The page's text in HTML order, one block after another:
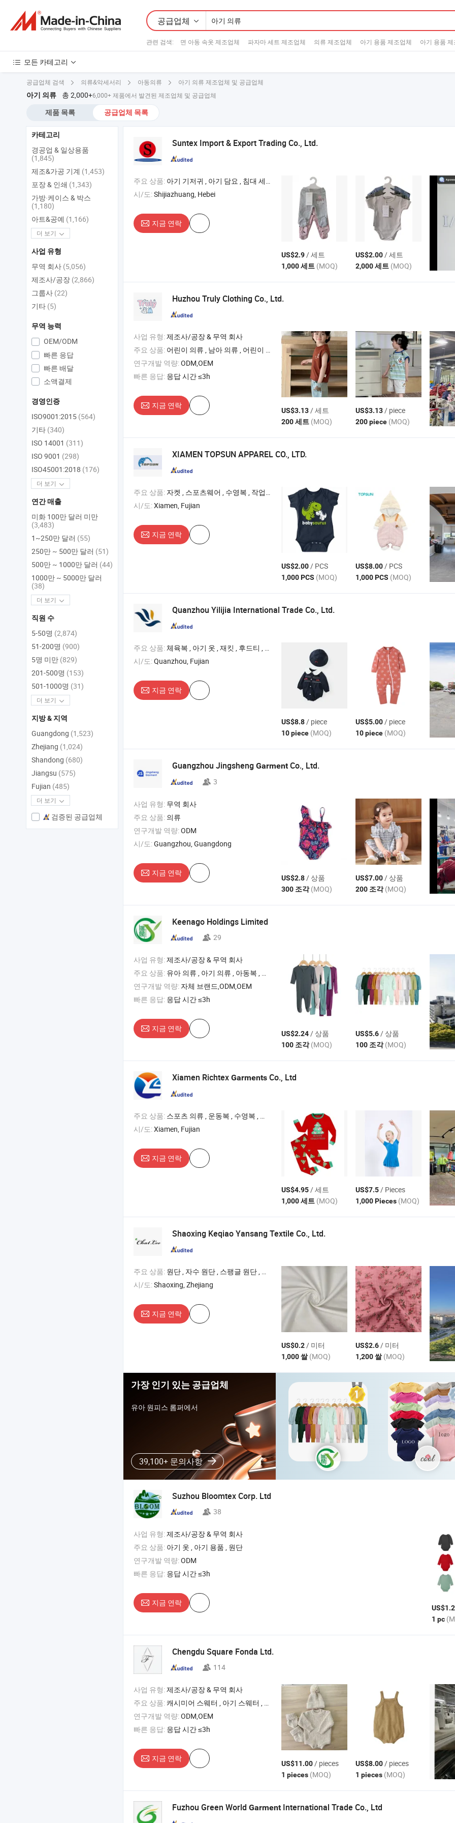
공급업체
관련 검색: 면 아동 속옷 제조업체 파자마 세트 제조업체 의류 제조업체 아기 용품 제조업체 아기 용품
모든 카테고리
공급업체 검색 의류&악세서리 아동의류 아기 의류 제조업체 및 공급업체
아기 의류 총 2,000+6,000+ 제품에서 발견된 제조업체 및 공급업체
제품 목록 공급업체 목록
Suntex Import & Export Trading Co., Ltd.
주요 상품: 아기 기저귀 , 아기 담요 , 침대 세트 , 아기 침대 침구 제품 , 매트리스 보호대
시/도:Shijiazhuang, Hebei
지금 연락
US$2.9/ 세트
1,000 세트 (MOQ)
US$2.00/ 세트
2,000 세트 (MOQ)
Huzhou Truly Clothing Co., Ltd.
사업 유형:제조사/공장 & 무역 회사
주요 상품: 어린이 의류 , 남아 의류 , 어린이 다운 재킷 , 어린이 재킷 , 어린이 티셔츠
연구개발 역량:ODM,OEM
빠른 응답: 응답 시간 ≤3h
지금 연락
US$3.13/ 세트
200 세트 (MOQ)
US$3.13/ piece
200 piece (MOQ)
XIAMEN TOPSUN APPAREL CO., LTD.
주요 상품: 자켓 , 스포츠웨어 , 수영복 , 작업복 , 바지
시/도:Xiamen, Fujian
지금 연락
US$2.00/ PCS
1,000 PCS (MOQ)
US$8.00/ PCS
1,000 PCS (MOQ)
Quanzhou Yilijia International Trade Co., Ltd.
주요 상품:체육복 , 아기 옷 , 재킷 , 후드티 , 티셔츠
시/도:Quanzhou, Fujian
지금 연락
US$8.8/ piece
10 piece (MOQ)
US$5.00/ piece
10 piece (MOQ)
Guangzhou Jingsheng Garment Co., Ltd.
3
사업 유형: 무역 회사
주요 상품: 의류
연구개발 역량:ODM
시/도:Guangzhou, Guangdong
지금 연락
US$2.8/ 상품
300 조각(MOQ)
US$7.00/ 상품
200 조각(MOQ)
Keenago Holdings Limited
29
사업 유형:제조사/공장 & 무역 회사
주요 상품: 유아 의류 , 아기 의류 , 아동복 , 속옷 , 양말
연구개발 역량: 자체 브랜드,ODM,OEM
빠른 응답: 응답 시간 ≤3h
지금 연락
US$2.24/ 상품
100 조각(MOQ)
US$5.6/ 상품
100 조각(MOQ)
Xiamen Richtex Garments Co., Ltd
주요 상품: 스포츠 의류 , 운동복 , 수영복 , 후드티 , 속옷
시/도:Xiamen, Fujian
지금 연락
US$4.95/ 세트
1,000 세트 (MOQ)
US$7.5/ Pieces
1,000 Pieces (MOQ)
Shaoxing Keqiao Yansang Textile Co., Ltd.
주요 상품: 원단 , 자수 원단 , 스팽글 원단 , 니트 원단 , 쉬폰 원단
시/도:Shaoxing, Zhejiang
지금 연락
US$0.2/ 미터
1,000 쌀(MOQ)
US$2.6/ 미터
1,200 쌀(MOQ)
가장 인기 있는 공급업체
유아 원피스 롬퍼에서
39,100+ 문의사항
Suzhou Bloomtex Corp. Ltd
38
사업 유형:제조사/공장 & 무역 회사
주요 상품: 아기 옷 , 아기 용품 , 원단
연구개발 역량:ODM
빠른 응답: 응답 시간 ≤3h
지금 연락
US$1.2
1 pc
Chengdu Square Fonda Ltd.
114
사업 유형:제조사/공장 & 무역 회사
주요 상품:캐시미어 스웨터 , 아기 스웨터 , 울 스웨터 , 면 티셔츠 , 유기농 면 의류
연구개발 역량:ODM,OEM
빠른 응답: 응답 시간 ≤3h
지금 연락
US$11.00/ pieces
1 pieces (MOQ)
US$8.00/ pieces
1 pieces (MOQ)
Fuzhou Green World Garment International Trade Co., Ltd
카테고리
경공업 & 일상용품
(1,845)
제조&가공 기계 (1,453)
포장 & 인쇄 (1,343)
가방·케이스 & 박스
(1,180)
아트&공예 (1,166)
더 보기
사업 유형
무역 회사 (5,056)
제조사/공장 (2,866)
그룹사 (22)
기타 (5)
무역 능력
OEM/ODM
빠른 응답
빠른 배달
소액결제
경영인증
ISO9001:2015 (564)
기타 (340)
ISO 14001 (311)
ISO 9001 (298)
ISO45001:2018 (176)
더 보기
연간 매출
미화 100만 달러 미만
(3,483)
1~250만 달러 (55)
250만 ~ 500만 달러 (51)
500만 ~ 1000만 달러 (44)
1000만 ~ 5000만 달러
(38)
더 보기
직원 수
5-50명 (2,874)
51-200명 (900)
5명 미만 (829)
201-500명 (153)
501-1000명 (31)
더 보기
지방 & 지역
Guangdong (1,523)
Zhejiang (1,024)
Shandong (680)
Jiangsu (575)
Fujian (485)
더 보기
검증된 공급업체